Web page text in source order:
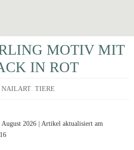
MOTIV MIT
IN ROT
NAILART,TIERE
2026 | Artikel aktualisiert am